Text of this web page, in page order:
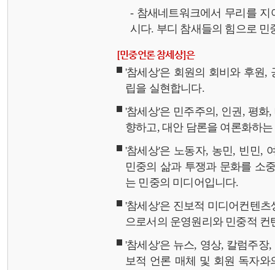
- 참새네트워크에서 무리를
시다. 부디 참새들의 힘으로 민
[민중언론 참세상]은
'참세상'은 회원의 회비와 후원,
립을 실현합니다.
'참세상'은 민주주의, 인권, 평
향하고, 대안 담론을 여론화하
'참세상'은 노동자, 농민, 빈민,
민중의 삶과 투쟁과 문화를 소
는 민중의 미디어입니다.
'참세상'은 진보적 미디어컨텐
으로서의 운영원리와 민중적
'참세상'은 뉴스, 영상, 칼럼주
보적 언론 매체 및 회원 독자와